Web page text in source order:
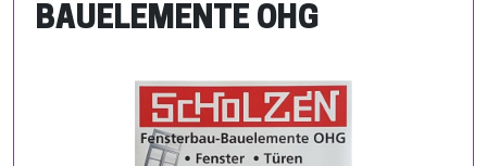
BAUELEMENTE OHG